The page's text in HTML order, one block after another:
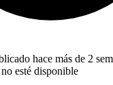
hace más de 2
esté disponible